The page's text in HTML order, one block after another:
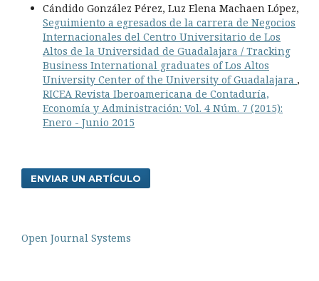
Cándido González Pérez, Luz Elena Machaen López,
Seguimiento a egresados de la carrera de Negocios
Internacionales del Centro Universitario de Los
Altos de la Universidad de Guadalajara / Tracking
Business International graduates of Los Altos
University Center of the University of Guadalajara ,
RICEA Revista Iberoamericana de Contaduría,
Economía y Administración: Vol. 4 Núm. 7 (2015):
Enero - Junio 2015
ENVIAR UN ARTÍCULO
Open Journal Systems